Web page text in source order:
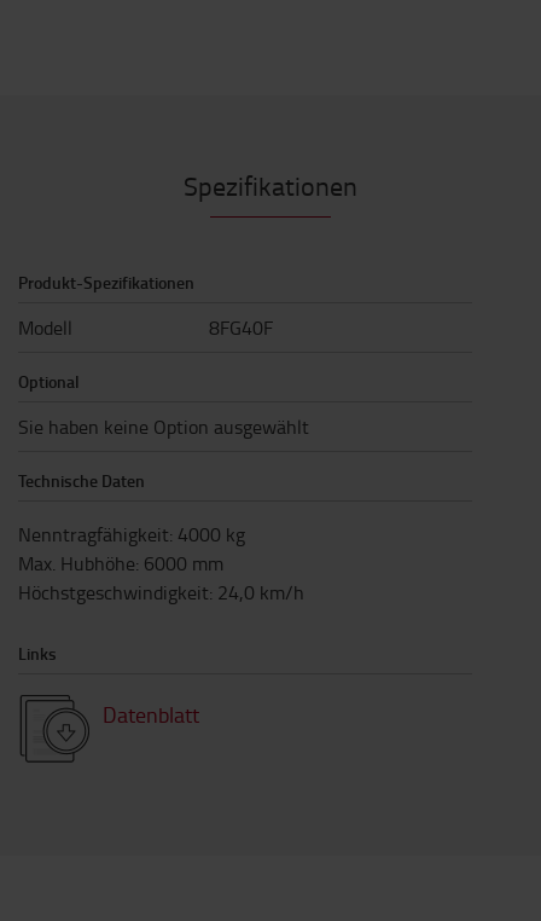
Spezifikationen
Produkt-Spezifikationen
Modell 8FG40F
Optional
Sie haben keine Option ausgewählt
Technische Daten
Nenntragfähigkeit: 4000 kg
Max. Hubhöhe: 6000 mm
Höchstgeschwindigkeit: 24,0 km/h
Links
Datenblatt